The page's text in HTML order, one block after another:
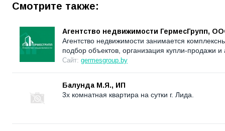
Смотрите также:
Агентство недвижимости ГермесГрупп,
Агентство недвижимости занимается
подбор объектов, организация купли-продажи
Сайт: germesgroup.by
Балунда М.Я., ИП
3х комнатная квартира на сутки г. Лида.